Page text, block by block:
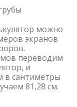
можно
экранов
переводим
и
в сантиметры
81,28 см.